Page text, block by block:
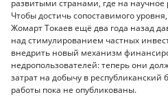
развитыми странами, где на научное
Чтобы достичь сопоставимого
Жомарт Токаев ещё два года назад
над стимулированием частных
внедрить новый механизм
недропользователей: теперь они
затрат на добычу в республиканский
работы пока не опубликованы.